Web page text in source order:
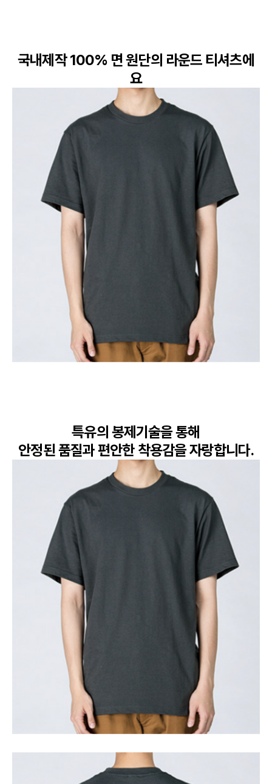
국내제작 100% 면 원단의 라운드 티셔츠에
요
특유의 봉제기술을 통해
안정된 품질과 편안한 착용감을 자랑합니다.